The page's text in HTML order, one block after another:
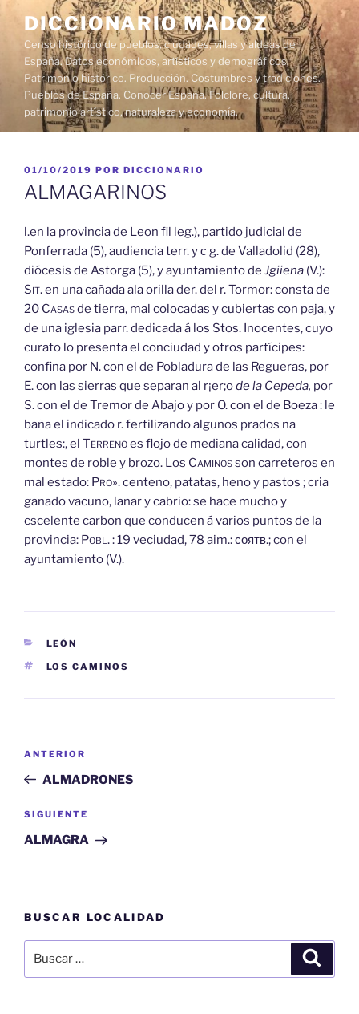
contenido
DICCIONARIO MADOZ
Censo histórico de pueblos, ciudades, villas y aldeas de
España. Datos económicos, artísticos y demográficos.
Patrimonio histórico. Producción. Costumbres y tradiciones.
Pueblos de España. Conocer España. Folclore, cultura,
patrimonio artístico, naturaleza y economía.
PUBLICADO
EL
01/10/2019 POR DICCIONARIO
ALMAGARINOS
l.en la provincia de Leon fil leg.), partido judicial de
Ponferrada (5), audiencia terr. y с g. de Valladolid (28),
diócesis de Astorga (5), y ayuntamiento de Jgiiena (V.):
Sit.en una cañada ala orilla der. del r. Tormor: consta de
20 Casasde tierra, mal colocadas y cubiertas con paja, y
de una iglesia parr. dedicada á los Stos. Inocentes, cuyo
curato lo presenta el conciudad y otros partícipes:
confina por N. con el de Pobladura de las Regueras, por
E. con las sierras que separan al r¡er;ode la Cepeda, por
S. con el de Tremor de Abajo y por O. con el de Boeza : le
baña el indicado r. fertilizando algunos prados na
turtles:, el Terrenoes flojo de mediana calidad, con
montes de roble y brozo. Los Caminosson carreteros en
mal estado: Pro».centeno, patatas, heno y pastos ; cria
ganado vacuno, lanar y cabrio: se hace mucho y
cscelente carbon que conducen á varios puntos de la
provincia: Pobl.: 19 veciudad, 78 aim.: соятв.; con el
ayuntamiento (V.).
CATEGORÍAS
LEÓN
ETIQUETAS
LOS CAMINOS
entradas
Entrada
anterior:
ANTERIOR
ALMADRONES
Siguiente
entrada
SIGUIENTE
ALMAGRA
BUSCAR LOCALIDAD
por: